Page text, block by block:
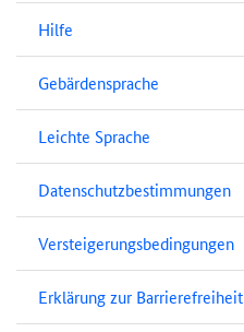
Hilfe
Gebärdensprache
Leichte Sprache
Datenschutzbestimmungen
Versteigerungsbedingungen
Erklärung zur Barrierefreiheit